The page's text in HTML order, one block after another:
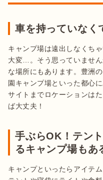
車を持っていなく
キャンプ場は遠出しなくち
大変…。そう思っていませ
な場所にもあります。豊洲
園キャンプ場といった都心
サイトまでロケーションは
ば大丈夫！
手ぶらOK！テン
るキャンプ場もあ
キャンプといったらアイテ